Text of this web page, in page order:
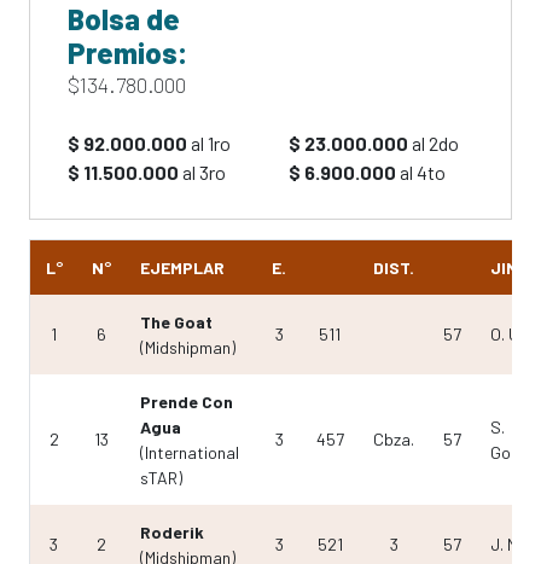
Bolsa de
Premios:
$134.780.000
$ 92.000.000 al 1ro $ 23.000.000 al 2do
$ 11.500.000 al 3ro $ 6.900.000 al 4to
L° N° EJEMPLAR E. DIST.
1 6
The Goat
(Midshipman)
3 511 57 O.
2 13
Prende Con
Agua
(International
sTAR)
3 457 Cbza. 57
S.
3 2
Roderik
(Midshipman)
3 521 3 57 J.